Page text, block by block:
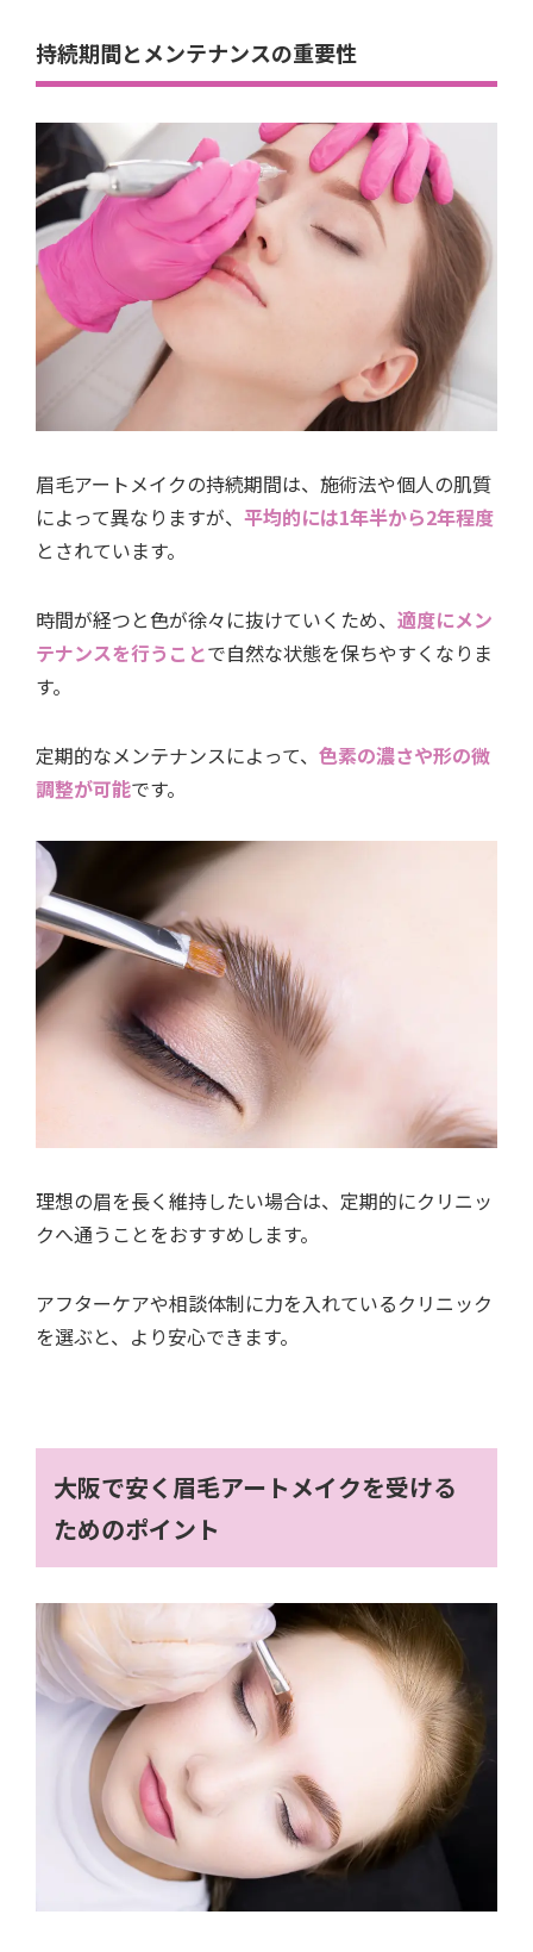
持続期間とメンテナンスの重要性
眉毛アートメイクの持続期間は、施術法や個人の肌質
によって異なりますが、 平均的には1年半から2年程度
とされています。
時間が経つと色が徐々に抜けていくため、 適度にメン
テナンスを行うことで自然な状態を保ちやすくなりま
す。
定期的なメンテナンスによって、 色素の濃さや形の微
調整が可能です。
理想の眉を長く維持したい場合は、定期的にクリニッ
クへ通うことをおすすめします。
アフターケアや相談体制に力を入れているクリニック
を選ぶと、より安心できます。
大阪で安く眉毛アートメイクを受ける
ためのポイント